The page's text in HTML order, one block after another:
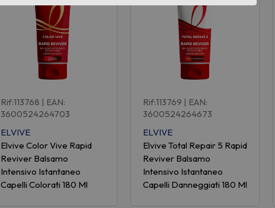
Rif:113768 | EAN:
3600524264703
ELVIVE
Elvive Color Vive Rapid
Reviver Balsamo
Intensivo Istantaneo
Capelli Colorati 180 Ml
Rif:113769 | EAN:
3600524264673
ELVIVE
Elvive Total Repair 5 Rapid
Reviver Balsamo
Intensivo Istantaneo
Capelli Danneggiati 180 Ml